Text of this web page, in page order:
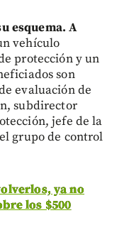
esquema. A
vehículo
protección y un
son
evaluación de
subdirector
jefe de la
grupo de control
ya no
los $500